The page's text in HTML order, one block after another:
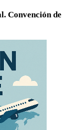
Convención de